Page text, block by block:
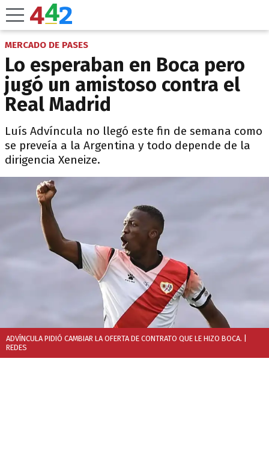
MERCADO DE PASES
Lo esperaban en Boca pero
jugó un amistoso contra el
Real Madrid
Luís Advíncula no llegó este fin de semana como
se preveía a la Argentina y todo depende de la
dirigencia Xeneize.
ADVÍNCULA PIDIÓ CAMBIAR LA OFERTA DE CONTRATO QUE LE HIZO BOCA.
REDES